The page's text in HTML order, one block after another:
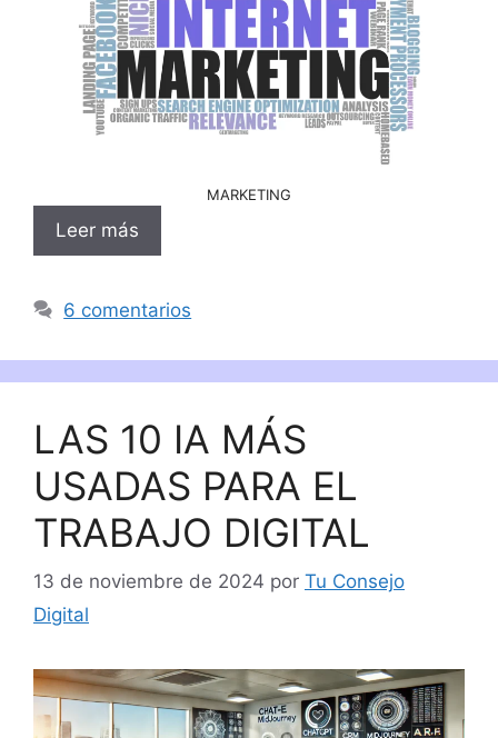
MARKETING
Leer más
6 comentarios
LAS 10 IA MÁS
USADAS PARA EL
TRABAJO DIGITAL
13 de noviembre de 2024 por Tu Consejo
Digital